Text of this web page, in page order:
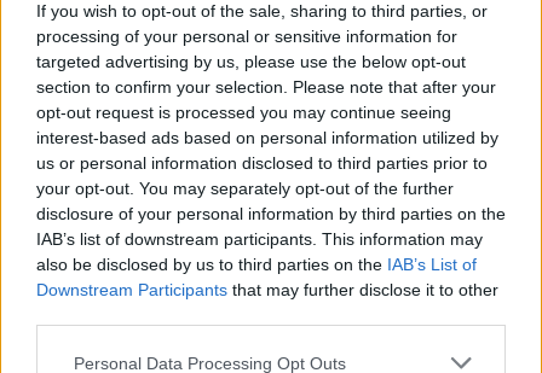
If you wish to opt-out of the sale, sharing to third parties, or
processing of your personal or sensitive information for
targeted advertising by us, please use the below opt-out
section to confirm your selection. Please note that after your
opt-out request is processed you may continue seeing
interest-based ads based on personal information utilized by
us or personal information disclosed to third parties prior to
your opt-out. You may separately opt-out of the further
disclosure of your personal information by third parties on the
IAB’s list of downstream participants. This information may
also be disclosed by us to third parties on the IAB’s List of
Downstream Participants that may further disclose it to other
Please note that this website/app uses one or more Google
Personal Data Processing Opt Outs
formaggio artigianale locale può avere un profilo
complessivo ragionevole se inserito in piccole
quantità in una dieta prevalentemente vegetale; un
pesce pescato con metodi selettivi può essere
preferibile a un’alternativa intensiva. L’obiettivo non
è la perfezione, ma lacoerenza nel tempotante
scelte quotidiane leggermente migliori sommano
benefici significativi per salute e ambiente.
ESG nel piatto: valore sociale e culturale